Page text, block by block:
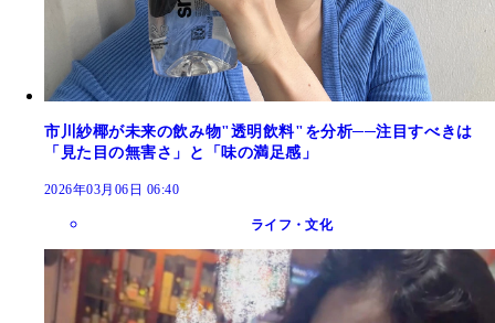
市川紗椰が未来の飲み物"透明飲料"を分析──注目すべきは
「見た目の無害さ」と「味の満足感」
2026年03月06日 06:40
ライフ・文化